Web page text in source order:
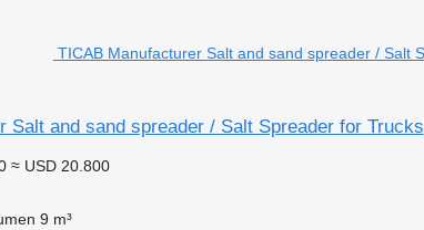
TICAB Manufacturer Salt and sand spreader / Salt
Salt and sand spreader / Salt Spreader for Trucks
≈ USD 20.800
9 m³